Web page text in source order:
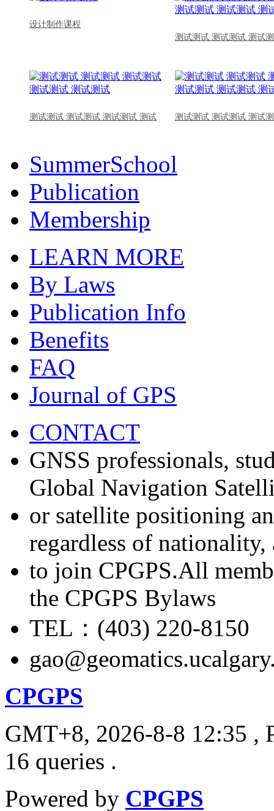
设计制作课程
测试测试 测试测试 测试
测试测试 测试测试 测试测试 测试 测试测试 测试测试 测试
SummerSchool
Publication
Membership
LEARN MORE
By Laws
Publication Info
Benefits
FAQ
Journal of GPS
CONTACT
GNSS professionals,
Global Navigation
or satellite positioning
regardless of nationality,
to join CPGPS.All
the CPGPS Bylaws
TEL：(403) 220-8150
CPGPS
GMT+8, 2026-8-8 12:35 ,
16 queries .
Powered by CPGPS